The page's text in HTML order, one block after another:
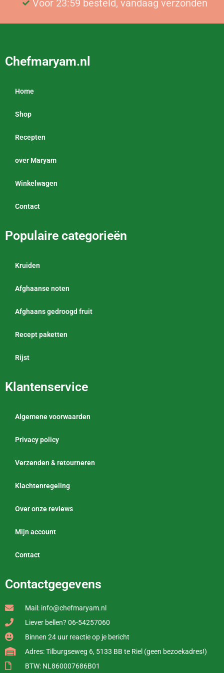
Gratis bezorging vanaf €25
Voor 23:59 besteld, vandaag verzonden
Chefmaryam.nl
Home
Shop
Recepten
over Maryam
Winkelwagen
Contact
Populaire categorieën
Kruiden
Afghaanse noten
Afghaans gedroogd fruit
Recept paketten
Rijst
Klantenservice
Algemene voorwaarden
Privacy policy
Verzenden & retourneren
Klachtenregeling
Over onze reviews
Mijn account
Contact
Contactgegevens
Mail: info@chefmaryam.nl
Liever bellen? 06-54257060
Binnen 24 uur reactie op je bericht
Adres: Tilburgseweg 6, 5133 BB te Riel (geen bezoekadres!)
BTW: NL860007686B01